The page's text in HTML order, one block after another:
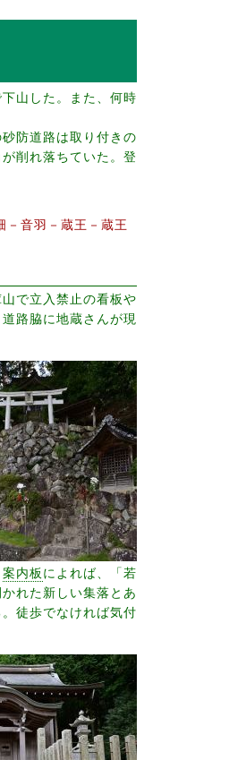
山した。また、何時
防道路は取り付きの
削れ落ちていた。登
－音羽－蔵王－蔵王
で立入禁止の看板や
路脇に地蔵さんが現
案内板 によれば、「若
れた新しい集落とあ
徒歩でなければ気付